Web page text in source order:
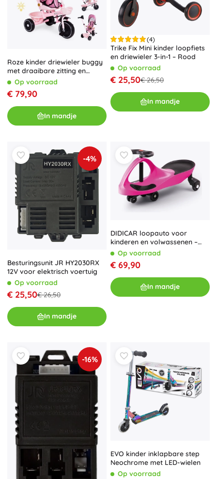
Roze kinder driewieler buggy
met draaibare zitting en
duwstang ecotoys
Op voorraad
€ 79,90
In mandje
(4)
Trike Fix Mini kinder loopfiets
en driewieler 3-in-1 – Rood
Op voorraad
€ 25,50€ 26,50
In mandje
-4%
Besturingsunit JR HY2030RX
12V voor elektrisch voertuig
Op voorraad
€ 25,50€ 26,50
In mandje
DIDICAR loopauto voor
kinderen en volwassenen –
RozeOp voorraad
€ 69,90
In mandje
-16%
EVO kinder inklapbare step
Neochrome met LED-wielen
Op voorraad